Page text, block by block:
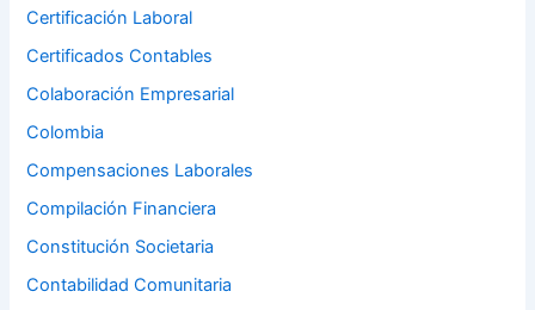
Certificación Laboral
Certificados Contables
Colaboración Empresarial
Colombia
Compensaciones Laborales
Compilación Financiera
Constitución Societaria
Contabilidad Comunitaria